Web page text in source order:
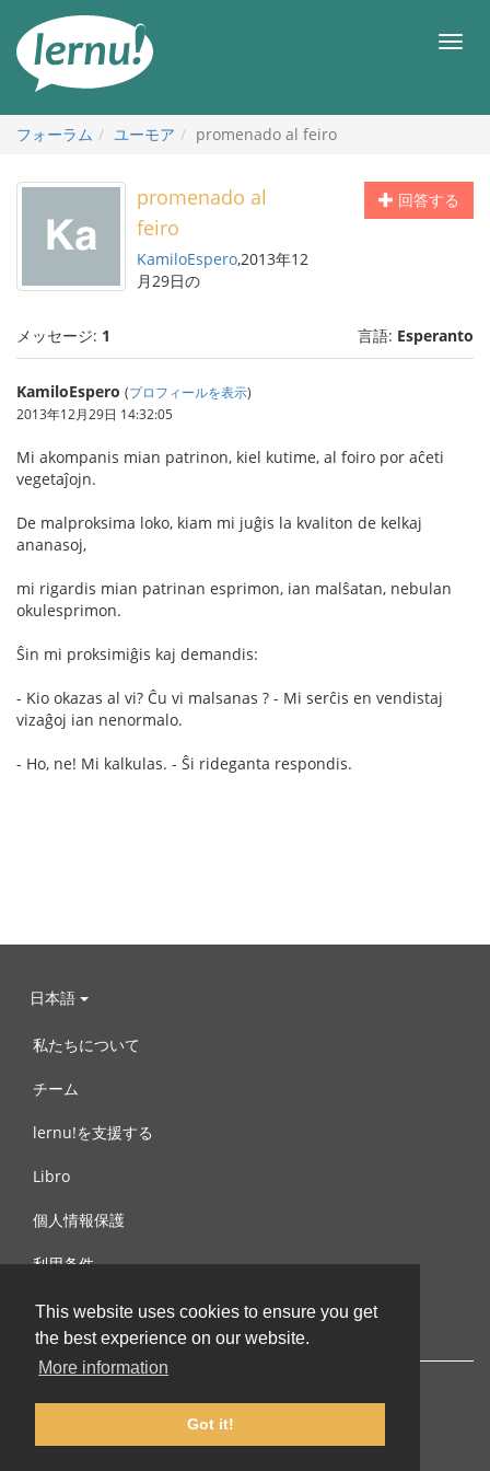
This website uses cookies to ensure you get
the best experience on our website.
More information
Got it!
メ
フォーラム
ユーモア promenado al feiro
回答する
promenado al
feiro
KamiloEspero,2013年12
月29日の
メッセージ: 1 言語: Esperanto
KamiloEspero (プロフィールを表示)
2013年12月29日 14:32:05
Mi akompanis mian patrinon, kiel kutime, al foiro por aĉeti
vegetaĵojn.
De malproksima loko, kiam mi juĝis la kvaliton de kelkaj
ananasoj,
mi rigardis mian patrinan esprimon, ian malŝatan, nebulan
okulesprimon.
Ŝin mi proksimiĝis kaj demandis:
- Kio okazas al vi? Ĉu vi malsanas ? - Mi serĉis en vendistaj
vizaĝoj ian nenormalo.
- Ho, ne! Mi kalkulas. - Ŝi rideganta respondis.
日本語
私たちについて
チーム
lernu!を支援する
Libro
個人情報保護
利用条件
お問合せ
© 2002-2026 lernu.net |Impressum